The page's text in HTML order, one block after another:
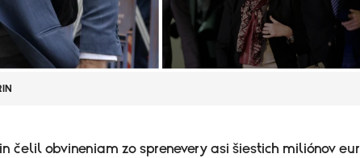
čelil obvineniam zo sprenevery asi šiestich miliónov eur